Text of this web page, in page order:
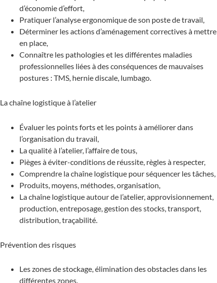
d’économie d’effort,
Pratiquer l’analyse ergonomique de son poste de travail,
Déterminer les actions d’aménagement correctives à mettre
en place,
Connaître les pathologies et les différentes maladies
professionnelles liées à des conséquences de mauvaises
postures : TMS, hernie discale, lumbago.
La chaîne logistique à l’atelier
Évaluer les points forts et les points à améliorer dans
l’organisation du travail,
La qualité à l’atelier, l’affaire de tous,
Pièges à éviter-conditions de réussite, règles à respecter,
Comprendre la chaîne logistique pour séquencer les tâches,
Produits, moyens, méthodes, organisation,
La chaîne logistique autour de l’atelier, approvisionnement,
production, entreposage, gestion des stocks, transport,
distribution, traçabilité.
Prévention des risques
Les zones de stockage, élimination des obstacles dans les
différentes zones.